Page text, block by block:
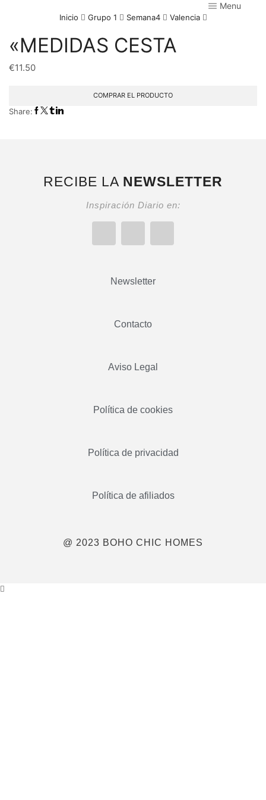
Menu
Inicio Grupo 1 Semana4 Valencia
«MEDIDAS CESTA
€11.50
COMPRAR EL PRODUCTO
Share:
RECIBE LA NEWSLETTER
Inspiración Diario en:
Newsletter
Contacto
Aviso Legal
Política de cookies
Política de privacidad
Política de afiliados
@ 2023 BOHO CHIC HOMES